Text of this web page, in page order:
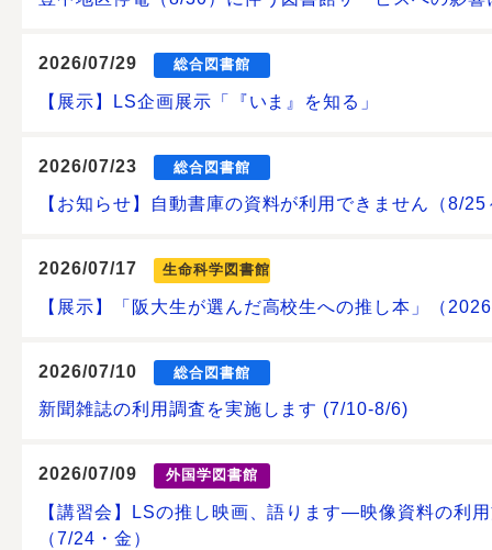
2026/07/29 総合図書館
【展示】LS企画展示「『いま』を知る」
2026/07/23 総合図書館
【お知らせ】自動書庫の資料が利用できません（8/
2026/07/17 生命科学図書館
【展示】「阪大生が選んだ高校生への推し本」（
2026/07/10 総合図書館
新聞雑誌の利用調査を実施します (7/10-8/6)
2026/07/09 外国学図書館
【講習会】LSの推し映画、語ります―映像資料の利
（7/24・金）